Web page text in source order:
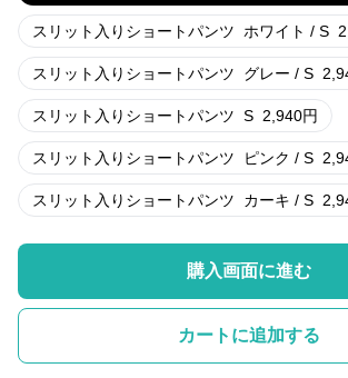
スリット入りショートパンツ ホワイト / S
スリット入りショートパンツ グレー / S
スリット入りショートパンツ S 2,940円
スリット入りショートパンツ ピンク / S
スリット入りショートパンツ カーキ / S
購入画面に進む
カートに追加する